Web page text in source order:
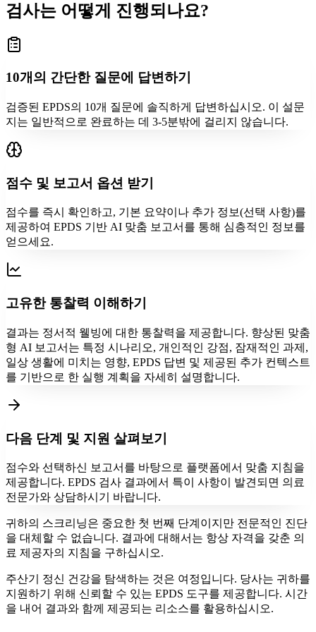
검사는 어떻게 진행되나요?
10개의 간단한 질문에 답변하기
검증된 EPDS의 10개 질문에 솔직하게 답변하십시오. 이 설문
지는 일반적으로 완료하는 데 3-5분밖에 걸리지 않습니다.
점수 및 보고서 옵션 받기
점수를 즉시 확인하고, 기본 요약이나 추가 정보(선택 사항)를
제공하여 EPDS 기반 AI 맞춤 보고서를 통해 심층적인 정보를
얻으세요.
고유한 통찰력 이해하기
결과는 정서적 웰빙에 대한 통찰력을 제공합니다. 향상된 맞춤
형 AI 보고서는 특정 시나리오, 개인적인 강점, 잠재적인 과제,
일상 생활에 미치는 영향, EPDS 답변 및 제공된 추가 컨텍스트
를 기반으로 한 실행 계획을 자세히 설명합니다.
다음 단계 및 지원 살펴보기
점수와 선택하신 보고서를 바탕으로 플랫폼에서 맞춤 지침을
제공합니다. EPDS 검사 결과에서 특이 사항이 발견되면 의료
전문가와 상담하시기 바랍니다.
귀하의 스크리닝은 중요한 첫 번째 단계이지만 전문적인 진단
을 대체할 수 없습니다. 결과에 대해서는 항상 자격을 갖춘 의
료 제공자의 지침을 구하십시오.
주산기 정신 건강을 탐색하는 것은 여정입니다. 당사는 귀하를
지원하기 위해 신뢰할 수 있는 EPDS 도구를 제공합니다. 시간
을 내어 결과와 함께 제공되는 리소스를 활용하십시오.